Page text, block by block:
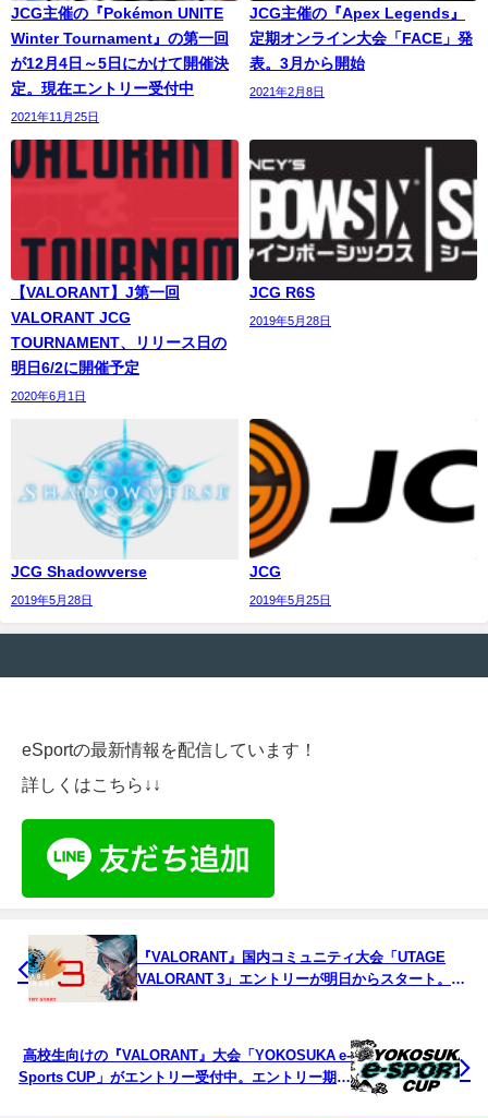
JCG主催の『Pokémon UNITE
Winter Tournament』の第一回
が12月4日～5日にかけて開催決
定。現在エントリー受付中
2021年11月25日
JCG主催の『Apex Legends』
定期オンライン大会「FACE」発
表。3月から開始
2021年2月8日
【VALORANT】J第一回
VALORANT JCG
TOURNAMENT、リリース日の
明日6/2に開催予定
2020年6月1日
JCG R6S
2019年5月28日
JCG Shadowverse
2019年5月28日
JCG
2019年5月25日
eSportの最新情報を配信しています！
詳しくはこちら↓↓
『VALORANT』国内コミュニティ大会「UTAGE
VALORANT 3」エントリーが明日からスタート。賞
高校生向けの『VALORANT』大会「YOKOSUKA e-
Sports CUP」がエントリー受付中。エントリー期間